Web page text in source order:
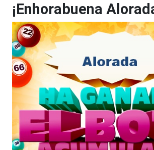
¡Enhorabuena